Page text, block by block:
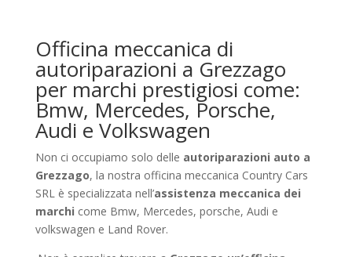
Officina meccanica di
autoriparazioni a Grezzago
per marchi prestigiosi come:
Bmw, Mercedes, Porsche,
Audi e Volkswagen
Non ci occupiamo solo delle autoriparazioni auto a
Grezzago, la nostra officina meccanica Country Cars
SRL è specializzata nell’assistenza meccanica dei
marchi come Bmw, Mercedes, porsche, Audi e
volkswagen e Land Rover.